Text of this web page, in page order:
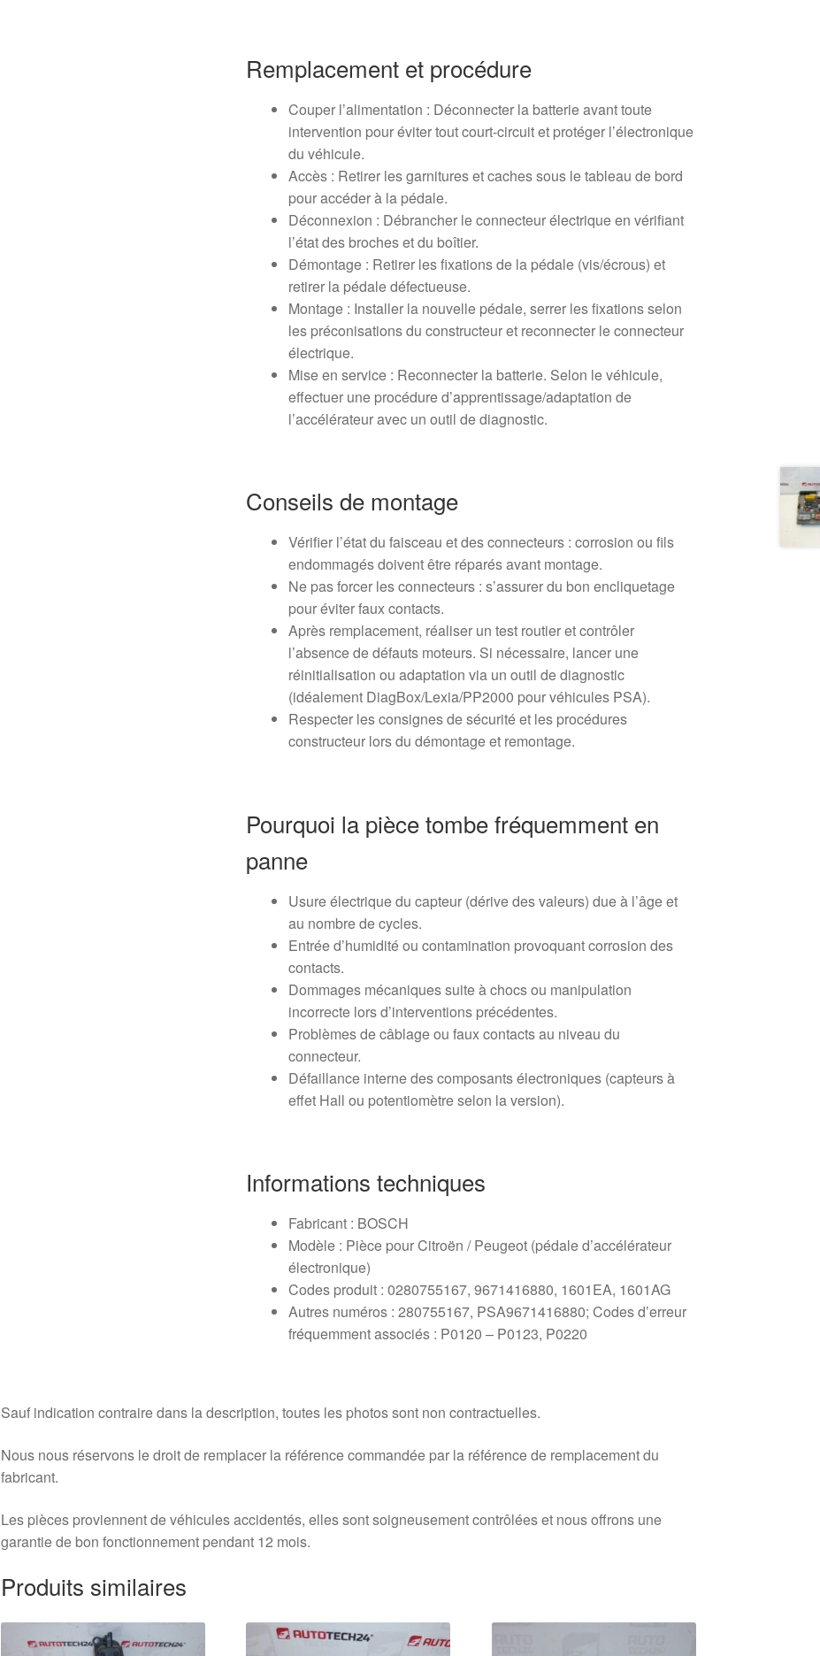
Remplacement et procédure
Couper l’alimentation : Déconnecter la batterie avant toute
intervention pour éviter tout court-circuit et protéger l’électronique
du véhicule.
Accès : Retirer les garnitures et caches sous le tableau de bord
pour accéder à la pédale.
Déconnexion : Débrancher le connecteur électrique en vérifiant
l’état des broches et du boîtier.
Démontage : Retirer les fixations de la pédale (vis/écrous) et
retirer la pédale défectueuse.
Montage : Installer la nouvelle pédale, serrer les fixations selon
les préconisations du constructeur et reconnecter le connecteur
électrique.
Mise en service : Reconnecter la batterie. Selon le véhicule,
effectuer une procédure d’apprentissage/adaptation de
l’accélérateur avec un outil de diagnostic.
Conseils de montage
Vérifier l’état du faisceau et des connecteurs : corrosion ou fils
endommagés doivent être réparés avant montage.
Ne pas forcer les connecteurs : s’assurer du bon encliquetage
pour éviter faux contacts.
Après remplacement, réaliser un test routier et contrôler
l’absence de défauts moteurs. Si nécessaire, lancer une
réinitialisation ou adaptation via un outil de diagnostic
(idéalement DiagBox/Lexia/PP2000 pour véhicules PSA).
Respecter les consignes de sécurité et les procédures
constructeur lors du démontage et remontage.
Pourquoi la pièce tombe fréquemment en
panne
Usure électrique du capteur (dérive des valeurs) due à l’âge et
au nombre de cycles.
Entrée d’humidité ou contamination provoquant corrosion des
contacts.
Dommages mécaniques suite à chocs ou manipulation
incorrecte lors d’interventions précédentes.
Problèmes de câblage ou faux contacts au niveau du
connecteur.
Défaillance interne des composants électroniques (capteurs à
effet Hall ou potentiomètre selon la version).
Informations techniques
Fabricant : BOSCH
Modèle : Pièce pour Citroën / Peugeot (pédale d’accélérateur
électronique)
Codes produit : 0280755167, 9671416880, 1601EA, 1601AG
Autres numéros : 280755167, PSA9671416880; Codes d’erreur
fréquemment associés : P0120 – P0123, P0220
Sauf indication contraire dans la description, toutes les photos sont non contractuelles.
Nous nous réservons le droit de remplacer la référence commandée par la référence de remplacement du
fabricant.
Les pièces proviennent de véhicules accidentés, elles sont soigneusement contrôlées et nous offrons une
garantie de bon fonctionnement pendant 12 mois.
Produits similaires